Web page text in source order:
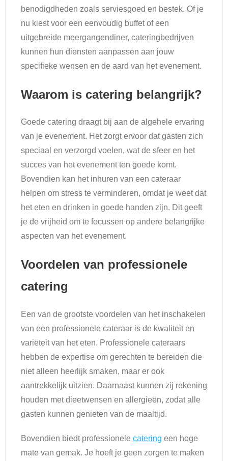
benodigdheden zoals serviesgoed en bestek. Of je
nu kiest voor een eenvoudig buffet of een
uitgebreide meergangendiner, cateringbedrijven
kunnen hun diensten aanpassen aan jouw
specifieke wensen en de aard van het evenement.
Waarom is catering belangrijk?
Goede catering draagt bij aan de algehele ervaring
van je evenement. Het zorgt ervoor dat gasten zich
speciaal en verzorgd voelen, wat de sfeer en het
succes van het evenement ten goede komt.
Bovendien kan het inhuren van een cateraar
helpen om stress te verminderen, omdat je weet dat
het eten en drinken in goede handen zijn. Dit geeft
je de vrijheid om te focussen op andere belangrijke
aspecten van het evenement.
Voordelen van professionele
catering
Een van de grootste voordelen van het inschakelen
van een professionele cateraar is de kwaliteit en
variëteit van het eten. Professionele cateraars
hebben de expertise om gerechten te bereiden die
niet alleen heerlijk smaken, maar er ook
aantrekkelijk uitzien. Daarnaast kunnen zij rekening
houden met dieetwensen en allergieën, zodat alle
gasten kunnen genieten van de maaltijd.
Bovendien biedt professionele catering een hoge
mate van gemak. Je hoeft je geen zorgen te maken